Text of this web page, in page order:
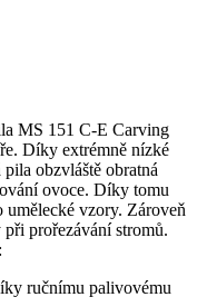
MS 151 C-E Carving
Díky extrémně nízké
obzvláště obratná
ovoce. Díky tomu
umělecké vzory. Zároveň
prořezávání stromů.
ručnímu palivovému